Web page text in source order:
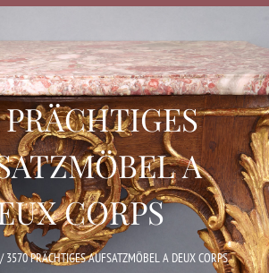
PRÄCHTIGES
A
CORPS
/ 3570 PRÄCHTIGES AUFSATZMÖBEL A DEUX CORPS